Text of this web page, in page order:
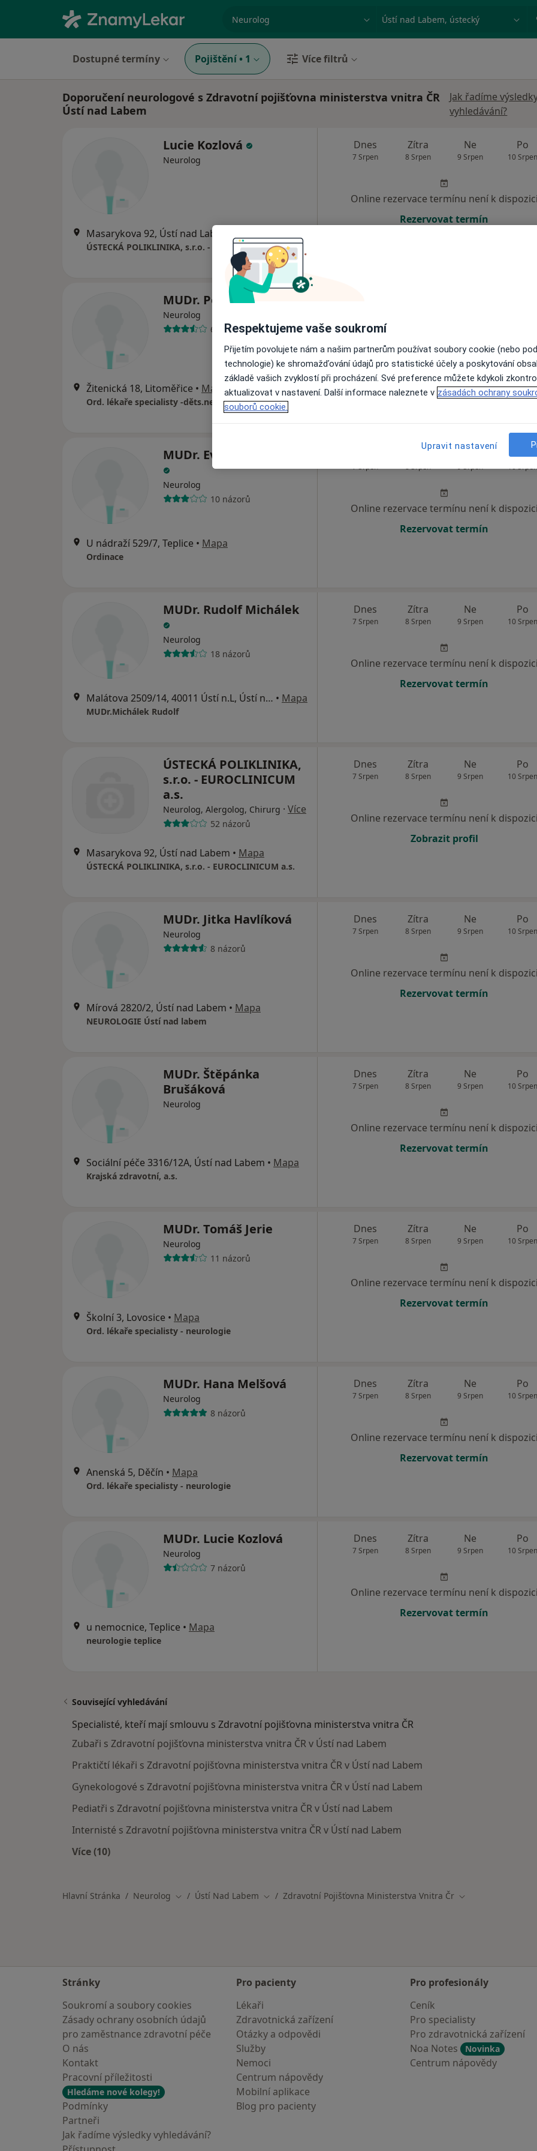
specializace, nemoc nebo příjmeníMěsto nebo region
Dostupné termíny Pojištění • 1 Více filtrů
Doporučení neurologové s Zdravotní pojišťovna ministerstva vnitra ČR
Ústí nad Labem
Jak řadíme
vyhledávání?
Lucie Kozlová
Neurolog
Masarykova 92, Ústí nad Labem
ÚSTECKÁ POLIKLINIKA, s.r.o. - EUROCLINICUM a.s.
Dnes
7 Srpen
Zítra
8 Srpen
Ne
9 Srpen
Po
10 Srpen
Online rezervace termínu není k dispozici
Rezervovat termín
MUDr. Petr Pachir
Neurolog
6 názorů
Žitenická 18, Litoměřice • Mapa
Ord. lékaře specialisty -děts.neurolog
Online rezervace termínu není k
Rezervovat termín
MUDr. Eva Šplechtnová
Neurolog
10 názorů
U nádraží 529/7, Teplice • Mapa
Ordinace
7 Srpen
Zítra
8 Srpen 9 Srpen
Po
10
Online rezervace termínu není k dispozici
Rezervovat termín
MUDr. Rudolf Michálek
Neurolog
18 názorů
Malátova 2509/14, 40011 Ústí n.L, Ústí nad Labem • Mapa
MUDr.Michálek Rudolf
Dnes
7 Srpen
Zítra
8 Srpen
Ne
9 Srpen
Po
10 Srpen
Online rezervace termínu není k dispozici
Rezervovat termín
ÚSTECKÁ POLIKLINIKA,
s.r.o. - EUROCLINICUM
a.s.
Neurolog, Alergolog, Chirurg · Více
52 názorů
Masarykova 92, Ústí nad Labem • Mapa
ÚSTECKÁ POLIKLINIKA, s.r.o. - EUROCLINICUM a.s.
Dnes
7 Srpen
Zítra
8 Srpen
Ne
9 Srpen
Po
10 Srpen
Online rezervace termínu není k dispozici
Zobrazit profil
MUDr. Jitka Havlíková
Neurolog
8 názorů
Mírová 2820/2, Ústí nad Labem • Mapa
NEUROLOGIE Ústí nad labem
Dnes
7 Srpen
Zítra
8 Srpen
Ne
9 Srpen
Po
10 Srpen
Online rezervace termínu není k dispozici
Rezervovat termín
MUDr. Štěpánka
Brušáková
Neurolog
Sociální péče 3316/12A, Ústí nad Labem • Mapa
Krajská zdravotní, a.s.
Dnes
7 Srpen
Zítra
8 Srpen
Ne
9 Srpen
Po
10 Srpen
Online rezervace termínu není k dispozici
Rezervovat termín
MUDr. Tomáš Jerie
Neurolog
11 názorů
Školní 3, Lovosice • Mapa
Ord. lékaře specialisty - neurologie
Dnes
7 Srpen
Zítra
8 Srpen
Ne
9 Srpen
Po
10 Srpen
Online rezervace termínu není k dispozici
Rezervovat termín
MUDr. Hana Melšová
Neurolog
8 názorů
Anenská 5, Děčín • Mapa
Ord. lékaře specialisty - neurologie
Dnes
7 Srpen
Zítra
8 Srpen
Ne
9 Srpen
Po
10 Srpen
Online rezervace termínu není k dispozici
Rezervovat termín
MUDr. Lucie Kozlová
Neurolog
7 názorů
u nemocnice, Teplice • Mapa
neurologie teplice
Dnes
7 Srpen
Zítra
8 Srpen
Ne
9 Srpen
Po
10 Srpen
Online rezervace termínu není k dispozici
Rezervovat termín
Související vyhledávání
Specialisté, kteří mají smlouvu s Zdravotní pojišťovna ministerstva vnitra ČR
Zubaři s Zdravotní pojišťovna ministerstva vnitra ČR v Ústí nad Labem
Praktičtí lékaři s Zdravotní pojišťovna ministerstva vnitra ČR v Ústí nad Labem
Gynekologové s Zdravotní pojišťovna ministerstva vnitra ČR v Ústí nad Labem
Pediatři s Zdravotní pojišťovna ministerstva vnitra ČR v Ústí nad Labem
Internisté s Zdravotní pojišťovna ministerstva vnitra ČR v Ústí nad Labem
Více (10)
Hlavní Stránka Neurolog Změna města
Ústí Nad Labem Změna města
Zdravotní Pojišťovna Ministerstva Vnitra Čr Změna města
Stránky
Soukromí a soubory cookies
Zásady ochrany osobních údajů
pro zaměstnance zdravotní péče
O nás
Kontakt
Pracovní příležitosti
Hledáme nové kolegy!
Podmínky
Partneři
Jak řadíme výsledky vyhledávání?
Pro pacienty
Lékaři
Zdravotnická zařízení
Otázky a odpovědi
Služby
Nemoci
Centrum nápovědy
Mobilní aplikace
Blog pro pacienty
Pro profesionály
Ceník
Pro specialisty
Pro zdravotnická zařízení
Noa Notes
Novinka
Centrum nápovědy
Respektujeme vaše soukromí
Přijetím povolujete nám a našim partnerům používat soubory cookie (nebo
technologie) ke shromažďování údajů pro statistické účely a poskytování
základě vašich zvyklostí při procházení. Své preference můžete kdykoli
aktualizovat v nastavení. Další informace naleznete v zásadách ochrany
souborů cookie.
Upravit nastavení